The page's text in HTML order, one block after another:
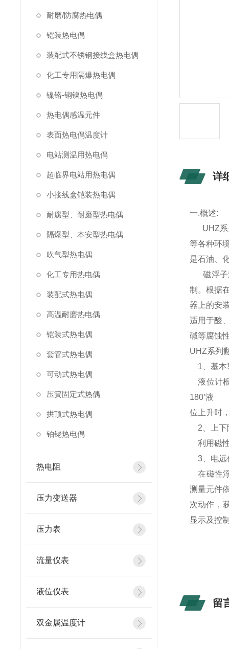
耐磨/防腐热电偶
铠装热电偶
装配式不锈钢接线盒热电偶
化工专用隔爆热电偶
镍铬-铜镍热电偶
热电偶感温元件
表面热电偶温度计
电站测温用热电偶
超临界电站用热电偶
小接线盒铠装热电偶
耐腐型、耐磨型热电偶
隔爆型、本安型热电偶
吹气型热电偶
化工专用热电偶
装配式热电偶
高温耐磨热电偶
铠装式热电偶
套管式热电偶
可动式热电偶
压簧固定式热偶
拱顶式热电偶
铂铑热电偶
热电阻
压力变送器
压力表
流量仪表
液位仪表
双金属温度计
详
一.概述:
UHZ系
等各种环
是石油、
磁浮子
制。根据
器上的安
适用于酸
碱等腐蚀
UHZ系列
1、基本
液位计
180’液
位上升时
2、上下
利用磁
3、电远
在磁性
测量元件
次动作，
显示及控
留